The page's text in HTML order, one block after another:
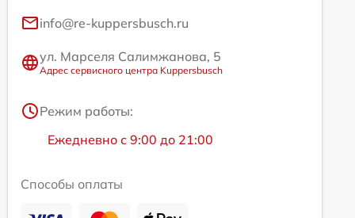
info@re-kuppersbusch.ru
ул. Марселя Салимжанова, 5
Адрес сервисного центра Kuppersbusch
Режим работы:
Ежедневно с 9:00 до 21:00
Способы оплаты